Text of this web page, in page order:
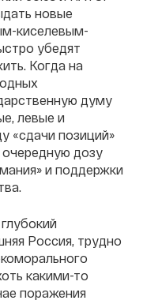
новые
киселевым-
убедят
Когда на
думу
левые и
«сдачи позиций»
дозу
и поддержки
Россия, трудно
какими-то
поражения